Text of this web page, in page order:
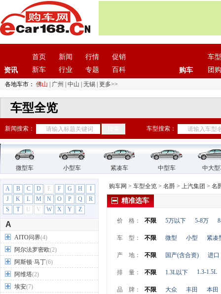
资讯
首页 新闻 行情
促销
新车
行业 专题 百科 购车
车型
团购
各地车市： 佛山 广州 中山 无锡 更多>>
车型全览
新闻搜索： 车型搜索：
微型车 小型车 紧凑车 中型车 中大
A B C D E F G H
I
J
K L M N O P Q
R
S
T U V W X Y Z
A
AITO问界(4)
阿尔法罗密欧(2)
阿斯顿·马丁(6)
阿维塔(2)
埃安(7)
购车网 > 车型全览 > 名爵 > 上汽集团 > 名
精准选车
价 格： 不限 5万以下 5-8万
车 型： 不限 微型 小型 紧凑
产 地： 不限 国产(含合资) 进口
排 量： 不限 1.3L以下 1.3-1.5L
品 牌： 不限 大众 丰田 本田